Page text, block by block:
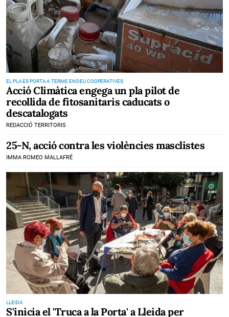
EL PLA ES PORTA A TERME EN DEU COOPERATIVES
Acció Climàtica engega un pla pilot de
recollida de fitosanitaris caducats o
descatalogats
REDACCIÓ TERRITORIS
25-N, acció contra les violències masclistes
IMMA ROMEO MALLAFRÉ
LLEIDA
S'inicia el 'Truca a la Porta' a Lleida per